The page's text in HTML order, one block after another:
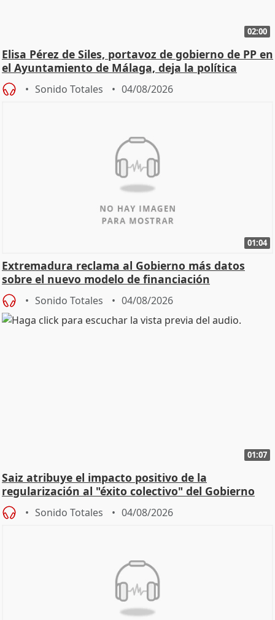
02:00
Elisa Pérez de Siles, portavoz de gobierno de PP en
el Ayuntamiento de Málaga, deja la política
Sonido Totales 04/08/2026
01:04
Extremadura reclama al Gobierno más datos
sobre el nuevo modelo de financiación
Sonido Totales 04/08/2026
01:07
Saiz atribuye el impacto positivo de la
regularización al "éxito colectivo" del Gobierno
Sonido Totales 04/08/2026